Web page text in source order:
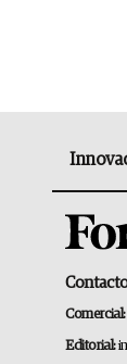
Comercial:
Editorial: